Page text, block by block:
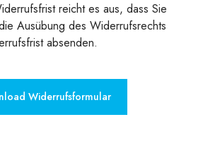
reicht es aus, dass Sie
Ausübung des Widerrufsrechts
absenden.
Widerrufsformular